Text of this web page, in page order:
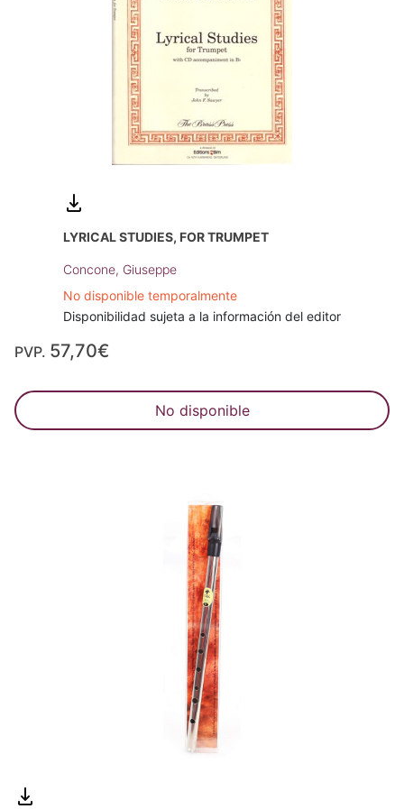
LYRICAL STUDIES, FOR TRUMPET
Concone, Giuseppe
No disponible temporalmente
Disponibilidad sujeta a la información del editor
PVP. 57,70€
No disponible